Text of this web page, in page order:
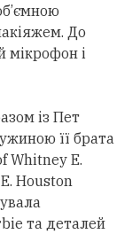
До
мікрофон і
із Пет
її брата
Whitney E.
Houston
та деталей